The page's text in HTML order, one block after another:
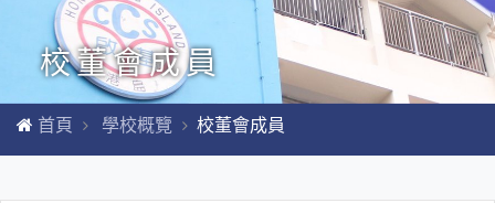
校董會成員
首頁 學校概覽 校董會成員